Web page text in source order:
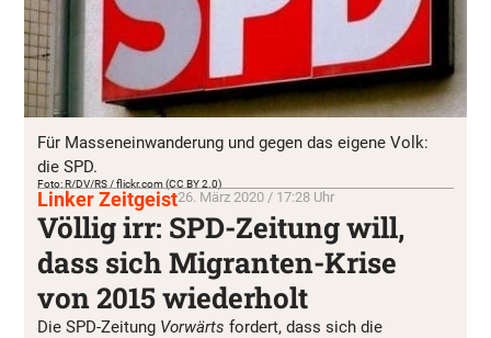
Für Masseneinwanderung und gegen das eigene Volk:
die SPD.
Foto: R/DV/RS / flickr.com (CC BY 2.0)
Linker Zeitgeist26. März 2020 / 17:28 Uhr
Völlig irr: SPD-Zeitung will,
dass sich Migranten-Krise
von 2015 wiederholt
Die SPD-Zeitung Vorwärts fordert, dass sich die